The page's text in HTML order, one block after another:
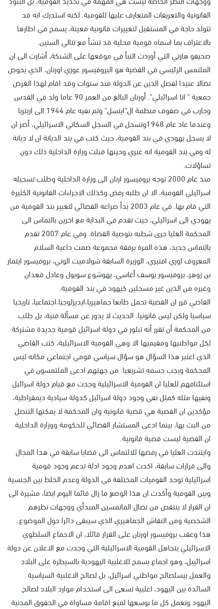
القانونية والتعريفات المتعارف عليها للقومية. لكنه استدرك انه قد
تتولد حاجة في المستقبل لتغييرات قانونية معينة، يسمح في اطارها
بالاعتراف بما اسماه قومية محلية قد تنشأ مع تتالي السنين.
صحيفو هارتي التي أوردت النبأ في موقعها على الشبكة، أشارت الى ان
الملتمس الرئيسي في القضية هو البروفيسور عوزي اورنان، الذي يخوض
نضالا عنيدا لفصل الدين عن الدولة منذ سنوات وقد اقام لهذا الغرض
جمعية " انا اسرائيلي". أورنان البالغ من العمر 90 عاما ولد في القدس
وحارب في صفوف منظمة ال"ايتسل" وتم نفيه عام 1944 الى اريتريا
وعندما عاد عام 1948وتسجل في السجل السكاني الاسرائيلي، أصر ان
لا يسجل يهودي في بند القومية، حيث كتب في بند الديانة ان لا ديانة
له وفي بند القومية انه عبري وحينها قبلت وزارة الداخلية ذلك دون
تساؤلات.
منذ عام 2000 توجه بروفيسور ارنان الى وزارة الداخلية وطلب تسجيله
اسرائيلي القومية، الا ان طلبه رفض وكذلك الاجراءات القانونية الكثيرة
التي قام بها. في عام 2003 بدأ صراعه القضائي لتغيير بند القومية من
يهودي الى اسرائيلي، حيث تقدم في البداية مع اخرين بالتماس الى
المحكمة العليا جرى شطبه بتوصية القضاة. وفي عام 2007 تقدم
بالتماس جديد، هذه المرة برفقة مجموعة ضمت داعية السلام
المعروف اوري افنيري، الوزيرة السابقة شولاميت الوني، بروفيسور ايتمار
بن زوهر، بروفيسور يوسف أغاسي، يهوشوع سوبول وعادل قعدان
وغيره من الذين غير مسجلين كيهود في بند القومية.
القاضي قرر ان القضية تحمل طابعا جماهيريا،ايديزلوجيا،اجتماعيا، تاريخيا
سياسيا ولكن ليس قانونيا. الحديث لا يدور عن مسألة فنية، بل طلب
من المحكمة أن تقرر أنه تبلور في دولة اسرائيل قومية جديدة مشتركة
لكل مواطنيها ومقيميها الا وهي القومية الاسرائيلية، كتب القاضي
الذي اعتبر هذا السؤال هو سؤال سياسي قومي اجتماعي مكانه ليس
المحكمة ويجب حسمه تشريعيا. من جهتهم ادعى الملتمسون في
استئنافهم للعليا ان القومية الاسرائيلية وجدت مع قيام دولة اسرائيل
ونفيها مثله كمثل نفي وجود دولة اسرائيل كدولة سيادية ديمقراطية،
مؤكدين ان القضية هي قضية قانونية وان المحكمة لا يمكنها التنصل
من البت بها، بينما ادعى المستشار القضائي للحكومة ووزارة الداخلية
ان القضية ليست قضية قانونية.
وايتندت العليا في رفضها للالتماس الى قضايا سابقة في هذا المجال
والى قرارات سابقة، اكدت اهدم وجود ادلة تدعم وجود قومية
اسرائيلية توحد القوميات المختلفة في الدولة وعدم الخلط بين الجنسية
وبين القومية وأكدت ان هذا الوضع ما زال قائما اليوم ايضا، مشيرة الى
ان القرار لا ينتقص من نضال الماتمسين المبدأي ووجهات نظرهم
الشخصية ومن النقاش الجماهيري الذي سيبقى دائرا حول الموضوع.
هذا وعقب بروفيسور اورنان على القرار قائلا، ان الاجماع السلطوي
الاسرائيلي يتجاهل القومية الاسرائيلية التي وجدت مع الاعلان عن دولة
اسرائيبل، وهو اجماع يسمح للاغلبية اليهودية بالسيطرة على البلاد
والعمل بيسلصالح مواطني اسرائيل، بل لصالح الاغلبية السياسية
السائدة بين اليهود، اغلبية تسعى الى استخدام موارد البلاد لصالح
اليهود وتعمل كل ما بوسعها لمنع اقامة مساواة في الحقوق المدنية